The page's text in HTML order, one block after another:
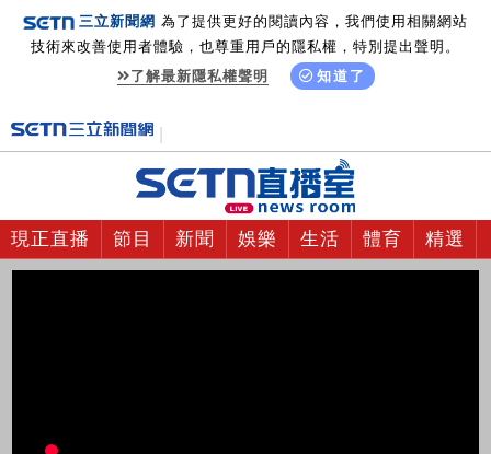
三立新聞網 為了提供更好的閱讀內容，我們使用相關網站
技術來改善使用者體驗，也尊重用戶的隱私權，特別提出聲明。
了解最新隱私權聲明
知道了
現正直播 節目 新聞 娛樂 生活 體育 精選